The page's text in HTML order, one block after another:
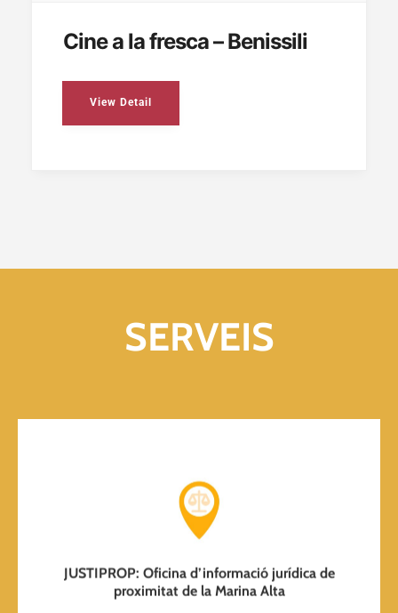
Cine a la fresca – Benissili
View Detail
SERVEIS
JUSTIPROP: Oficina d’informació jurídica de
proximitat de la Marina Alta
Més informació i cita prèvia
Cita prèvia